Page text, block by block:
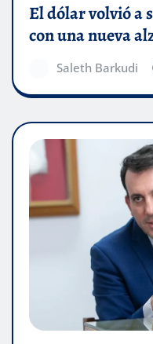
El dólar volvió a
con una nueva
Saleth Barkudi